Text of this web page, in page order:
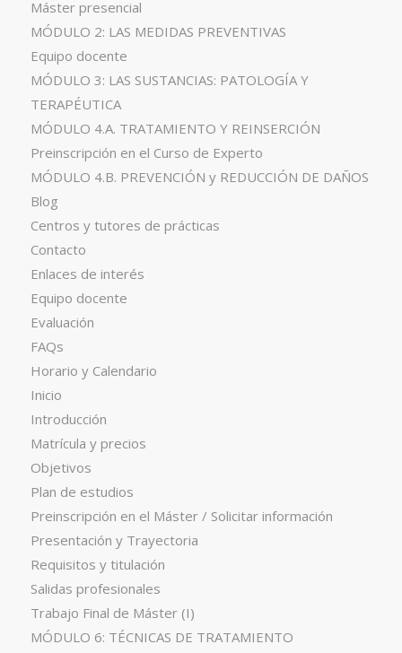
Máster presencial
MÓDULO 2: LAS MEDIDAS PREVENTIVAS
Equipo docente
MÓDULO 3: LAS SUSTANCIAS: PATOLOGÍA Y
TERAPÉUTICA
MÓDULO 4.A. TRATAMIENTO Y REINSERCIÓN
Preinscripción en el Curso de Experto
MÓDULO 4.B. PREVENCIÓN y REDUCCIÓN DE DAÑOS
Blog
Centros y tutores de prácticas
Contacto
Enlaces de interés
Equipo docente
Evaluación
FAQs
Horario y Calendario
Inicio
Introducción
Matrícula y precios
Objetivos
Plan de estudios
Preinscripción en el Máster / Solicitar información
Presentación y Trayectoria
Requisitos y titulación
Salidas profesionales
Trabajo Final de Máster (I)
MÓDULO 6: TÉCNICAS DE TRATAMIENTO